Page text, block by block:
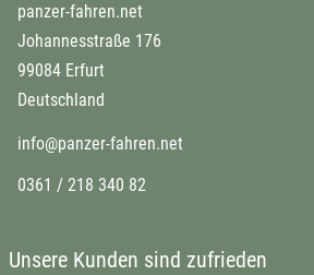
panzer-fahren.net
Johannesstraße 176
99084 Erfurt
Deutschland
info@panzer-fahren.net
0361 / 218 340 82
Unsere Kunden sind zufrieden